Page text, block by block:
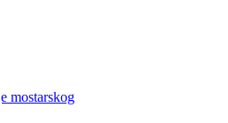
mostarskog